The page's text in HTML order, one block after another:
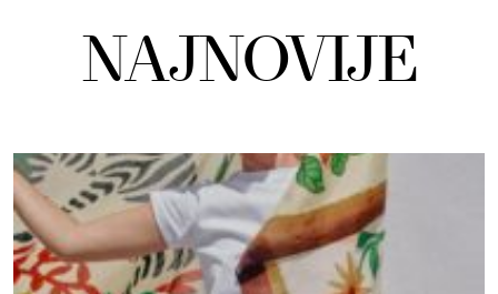
NAJNOVIJE